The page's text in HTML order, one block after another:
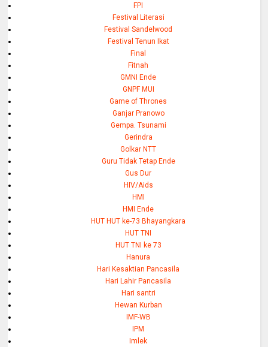
FPI
Festival Literasi
Festival Sandelwood
Festival Tenun Ikat
Final
Fitnah
GMNI Ende
GNPF MUI
Game of Thrones
Ganjar Pranowo
Gempa. Tsunami
Gerindra
Golkar NTT
Guru Tidak Tetap Ende
Gus Dur
HIV/Aids
HMI
HMI Ende
HUT HUT ke-73 Bhayangkara
HUT TNI
HUT TNI ke 73
Hanura
Hari Kesaktian Pancasila
Hari Lahir Pancasila
Hari santri
Hewan Kurban
IMF-WB
IPM
Imlek